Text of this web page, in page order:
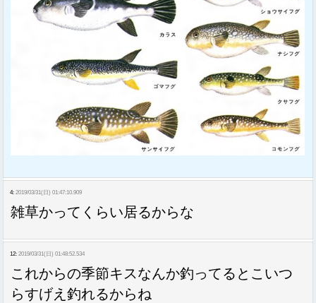
4: 2019/03/31(日) 01:47:10.909
雑草かってくらい居るからな
12: 2019/03/31(日) 01:48:52.534
これからの季節キスなんか釣ってるとこいつ
らすげえ釣れるからね